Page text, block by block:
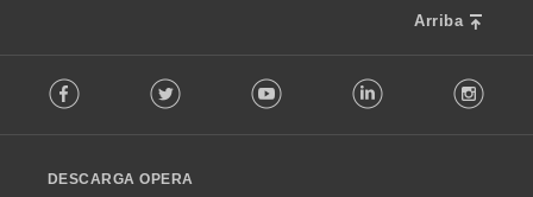
Arriba
o
w
Facebook Twitter Youtube LinkedIn
DESCARGA OPERA